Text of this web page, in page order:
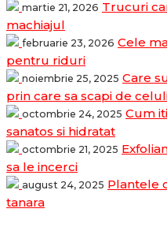
martie 21, 2026 Trucuri
machiajul
februarie 23, 2026 Cele
pentru riduri
noiembrie 25, 2025 Care
prin care sa scapi de
octombrie 24, 2025 Cum
sanatos si hidratat
octombrie 21, 2025
sa le incerci
august 24, 2025 Plantele
tanara